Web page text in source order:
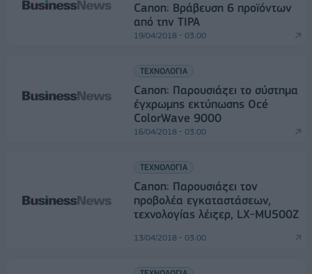
Canon: Βράβευση 6 προϊόντων
από την TIPA
19/04/2018 - 03:00
ΤΕΧΝΟΛΟΓΙΑ
Canon: Παρουσιάζει το σύστημα
έγχρωμης εκτύπωσης Océ
ColorWave 9000
16/04/2018 - 03:00
ΤΕΧΝΟΛΟΓΙΑ
Canon: Παρουσιάζει τον
προβολέα εγκαταστάσεων,
τεχνολογίας λέιζερ, LX-MU500Z
13/04/2018 - 03:00